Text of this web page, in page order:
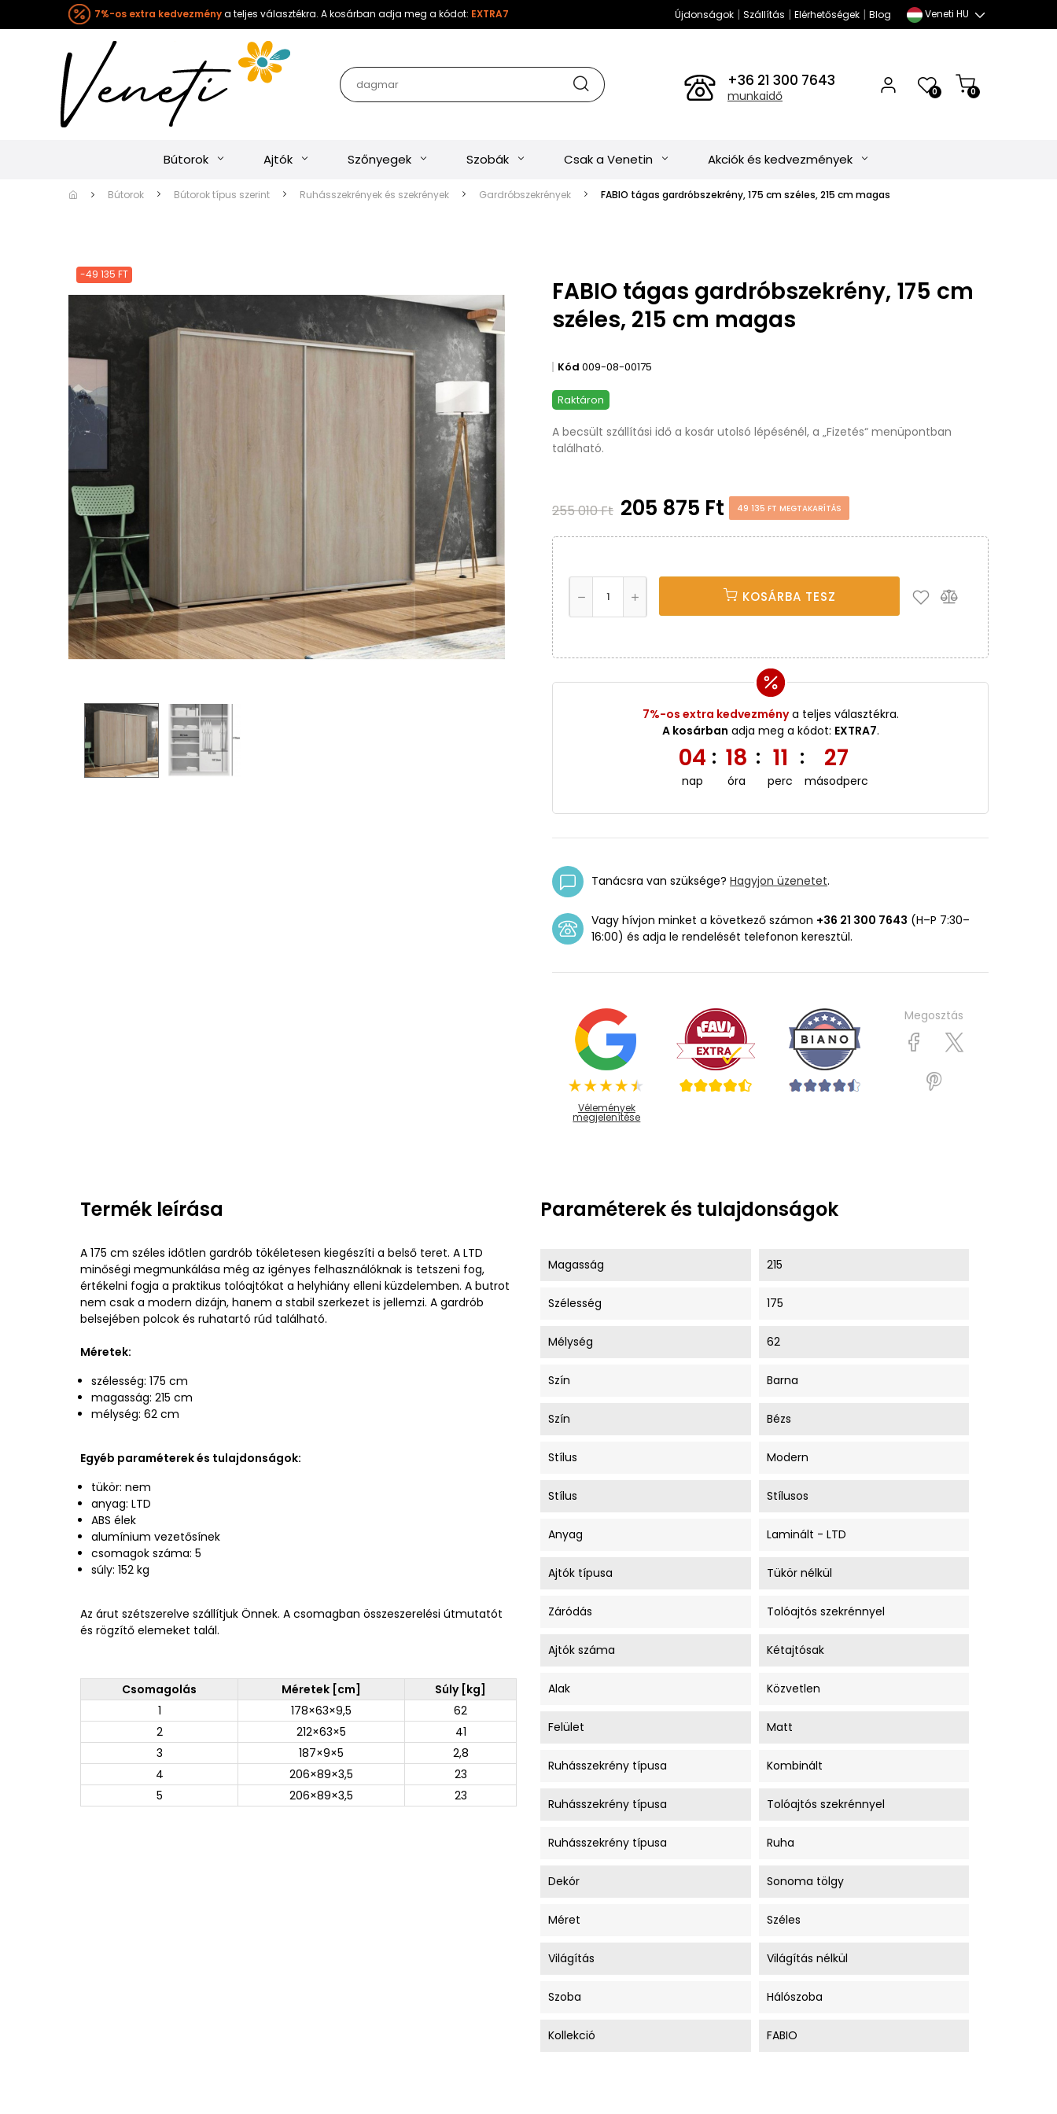
7%-os extra kedvezménya teljes választékra. A kosárban adja meg a kódot: EXTRA7 Újdonságok| Szállítás | Elérhetőségek| Blog Veneti HU
+36 21 300 7643
munkaidő 0 0
Bútorok Ajtók Szőnyegek Szobák Csak a Venetin Akciók és kedvezmények
Bútorok Bútorok típus szerint Ruhásszekrények és szekrények Gardróbszekrények FABIO tágas gardróbszekrény, 175 cm széles, 215 cm magas
-49 135 FT
FABIO tágas gardróbszekrény, 175 cm
széles, 215 cm magas
Kód 009-08-00175
Raktáron
A becsült szállítási idő a kosár utolsó lépésénél, a „Fizetés“ menüpontban
található.
255 010 Ft 205 875 Ft 49 135 FT MEGTAKARÍTÁS
KOSÁRBA TESZ
7%-os extra kedvezménya teljes választékra.
A kosárban adja meg a kódot: EXTRA7.
04
nap
: 18
óra
: 11
perc
: 26
másodperc
Tanácsra van szüksége? Hagyjon üzenetet.
Vagy hívjon minket a következő számon +36 21 300 7643 (H–P 7:30–
16:00) és adja le rendelését telefonon keresztül.
Vélemények
megjelenítése
Megosztás
Termék leírása
A 175 cm széles időtlen gardrób tökéletesen kiegészíti a belső teret. A LTD
minőségi megmunkálása még az igényes felhasználóknak is tetszeni fog,
értékelni fogja a praktikus tolóajtókat a helyhiány elleni küzdelemben. A butrot
nem csak a modern dizájn, hanem a stabil szerkezet is jellemzi. A gardrób
belsejében polcok és ruhatartó rúd található.
Méretek:
szélesség: 175 cm
magasság: 215 cm
mélység: 62 cm
Egyéb paraméterek és tulajdonságok:
tükör: nem
anyag: LTD
ABS élek
alumínium vezetősínek
csomagok száma: 5
súly: 152 kg
Az árut szétszerelve szállítjuk Önnek. A csomagban összeszerelési útmutatót
és rögzítő elemeket talál.
Csomagolás Méretek [cm]
Súly [kg]
1
178×63×9,5
62
2
212×63×5
41
3
187×9×5
2,8
4
206×89×3,5
23
5
206×89×3,5 23
Paraméterek és tulajdonságok
Magasság 215
Szélesség 175
Mélység 62
Szín Barna
Szín Bézs
Stílus Modern
Stílus Stílusos
Anyag Laminált - LTD
Ajtók típusa Tükör nélkül
Záródás Tolóajtós szekrénnyel
Ajtók száma Kétajtósak
Alak Közvetlen
Felület Matt
Ruhásszekrény típusa Kombinált
Ruhásszekrény típusa Tolóajtós szekrénnyel
Ruhásszekrény típusa Ruha
Dekór Sonoma tölgy
Méret Széles
Világítás Világítás nélkül
Szoba Hálószoba
Kollekció FABIO